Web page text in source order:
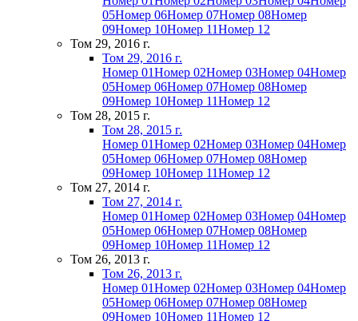
05Номер 06Номер 07Номер 08Номер
09Номер 10Номер 11Номер 12
Том 29, 2016 г.
Том 29, 2016 г.
Номер 01Номер 02Номер 03Номер 04Номер
05Номер 06Номер 07Номер 08Номер
09Номер 10Номер 11Номер 12
Том 28, 2015 г.
Том 28, 2015 г.
Номер 01Номер 02Номер 03Номер 04Номер
05Номер 06Номер 07Номер 08Номер
09Номер 10Номер 11Номер 12
Том 27, 2014 г.
Том 27, 2014 г.
Номер 01Номер 02Номер 03Номер 04Номер
05Номер 06Номер 07Номер 08Номер
09Номер 10Номер 11Номер 12
Том 26, 2013 г.
Том 26, 2013 г.
Номер 01Номер 02Номер 03Номер 04Номер
05Номер 06Номер 07Номер 08Номер
09Номер 10Номер 11Номер 12